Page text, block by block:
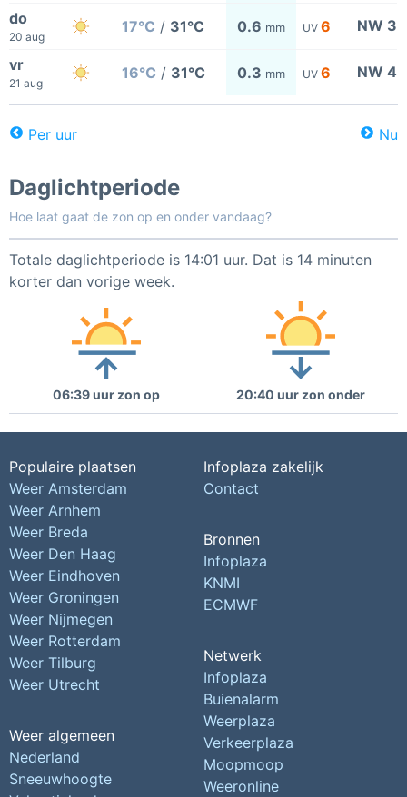
do
20 aug
17°C / 31°C 0.6 mm UV 6 NW 3
vr
21 aug
16°C / 31°C 0.3 mm UV 6 NW 4
Per uur Nu
Daglichtperiode
Hoe laat gaat de zon op en onder vandaag?
Totale daglichtperiode is 14:01 uur. Dat is 14 minuten
korter dan vorige week.
06:39 uur zon op 20:40 uur zon onder
Populaire plaatsen
Weer Amsterdam
Weer Arnhem
Weer Breda
Weer Den Haag
Weer Eindhoven
Weer Groningen
Weer Nijmegen
Weer Rotterdam
Weer Tilburg
Weer Utrecht
Weer algemeen
Nederland
Sneeuwhoogte
Infoplaza zakelijk
Contact
Bronnen
Infoplaza
KNMI
ECMWF
Netwerk
Infoplaza
Buienalarm
Weerplaza
Verkeerplaza
Moopmoop
Weeronline